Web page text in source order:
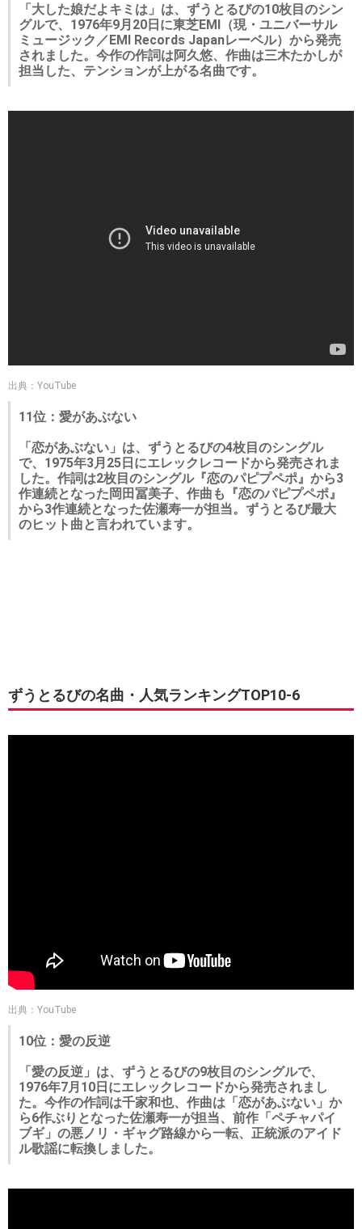
「大した娘だよキミは」は、ずうとるびの10枚目のシン
グルで、1976年9月20日に東芝EMI（現・ユニバーサル
ミュージック／EMI Records Japanレーベル）から発売
されました。今作の作詞は阿久悠、作曲は三木たかしが
担当した、テンションが上がる名曲です。
出典：YouTube
11位：愛があぶない
「恋があぶない」は、ずうとるびの4枚目のシングル
で、1975年3月25日にエレックレコードから発売されま
した。作詞は2枚目のシングル『恋のパピプペポ』から3
作連続となった岡田冨美子、作曲も『恋のパピプペポ』
から3作連続となった佐瀬寿一が担当。ずうとるび最大
のヒット曲と言われています。
ずうとるびの名曲・人気ランキングTOP10-6
出典：YouTube
10位：愛の反逆
「愛の反逆」は、ずうとるびの9枚目のシングルで、
1976年7月10日にエレックレコードから発売されまし
た。今作の作詞は千家和也、作曲は「恋があぶない」か
ら6作ぶりとなった佐瀬寿一が担当、前作「ペチャパイ
ブギ」の悪ノリ・ギャグ路線から一転、正統派のアイド
ル歌謡に転換しました。